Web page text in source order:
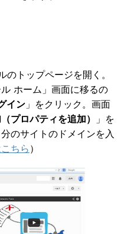
トップページを開く。
ホーム」画面に移るの
イン 」をクリック。画面
プロパティを追加）
」を
のサイトのドメインを入
ちら）